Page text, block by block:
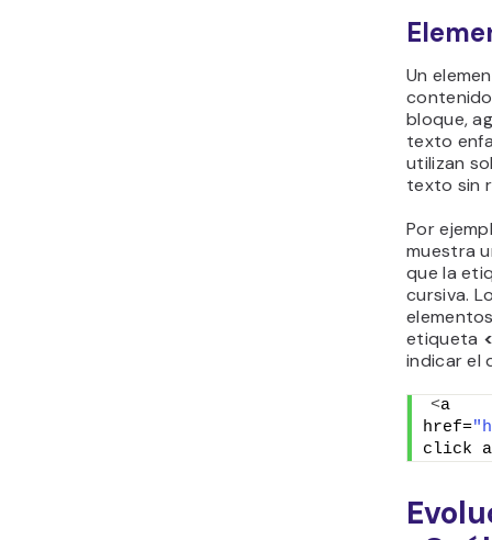
Un
bloque,
texto
utilizan
texto sin
Por
muestra
que la
cursiva.
etiqueta
indicar el
<a
href=
click